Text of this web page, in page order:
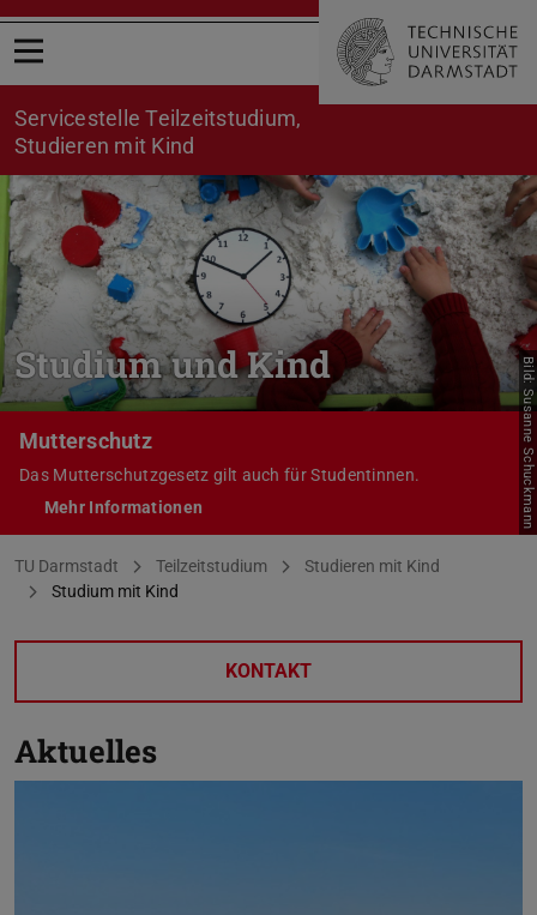
Menü öffnen
Servicestelle Teilzeitstudium,
Studieren mit Kind
Studium und Kind
Mutterschutz
Das Mutterschutzgesetz gilt auch für Studentinnen.
Mehr Informationen
Bild: Susanne Schuckmann
Sie befinden sich hier:
TU Darmstadt Teilzeitstudium
Studieren mit Kind
Studium mit Kind
KONTAKT
Aktuelles